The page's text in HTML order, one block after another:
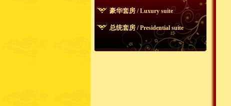
豪华套房 / Luxury suite
总统套房 / Presidential suite